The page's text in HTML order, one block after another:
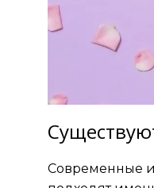
Современные